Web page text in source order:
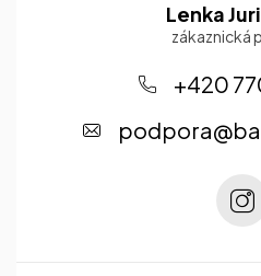
Lenka
+420
podpora@